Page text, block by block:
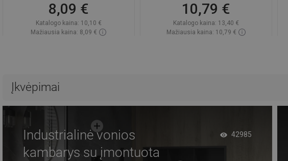
8,09 €
Katalogo kaina: 10,10 €
Mažiausia kaina: 8,09 €
Palyginti
10,79 €
Katalogo kaina: 13,40 €
Mažiausia kaina: 10,79 €
Įkvėpimai
Industrialinė vonios
kambarys su įmontuota
42985